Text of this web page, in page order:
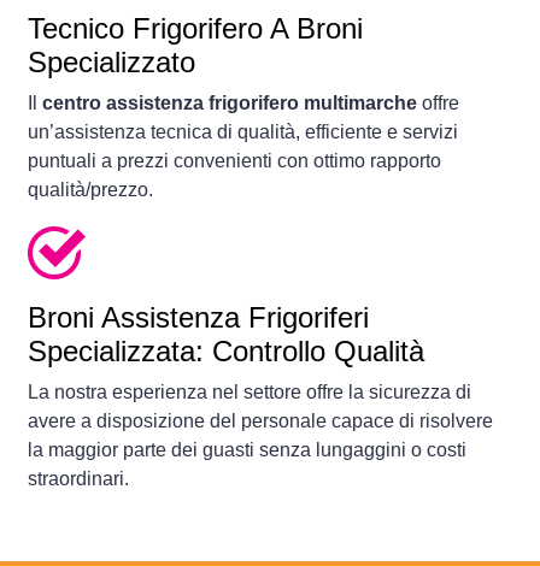
Tecnico Frigorifero A Broni
Specializzato
centro assistenza frigorifero multimarche offre
un’assistenza tecnica di qualità, efficiente e servizi
puntuali a prezzi convenienti con ottimo rapporto
qualità/prezzo.
Broni Assistenza Frigoriferi
Specializzata: Controllo Qualità
La nostra esperienza nel settore offre la sicurezza di
avere a disposizione del personale capace di risolvere
la maggior parte dei guasti senza lungaggini o costi
straordinari.